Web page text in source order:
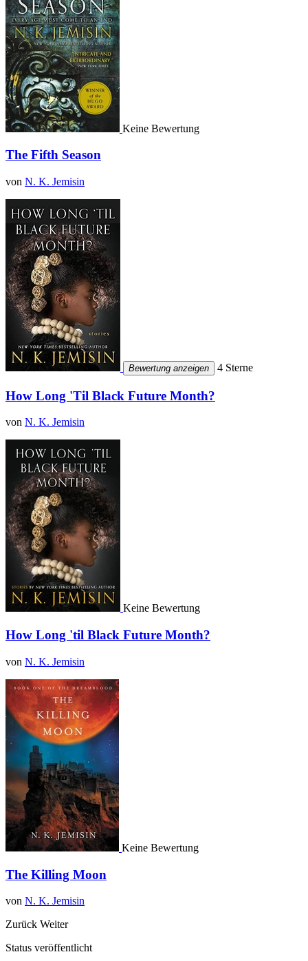
Keine Bewertung
The Fifth Season
von N. K. Jemisin
Bewertung anzeigen 4 Sterne
How Long 'Til Black Future Month?
von N. K. Jemisin
Keine Bewertung
How Long 'til Black Future Month?
von N. K. Jemisin
Keine Bewertung
The Killing Moon
von N. K. Jemisin
Zurück Weiter
Status veröffentlicht